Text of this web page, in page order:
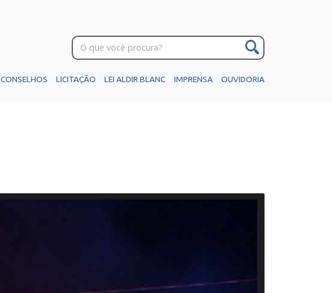
CONSELHOS LICITAÇÃO LEI ALDIR BLANC IMPRENSA OUVIDORIA